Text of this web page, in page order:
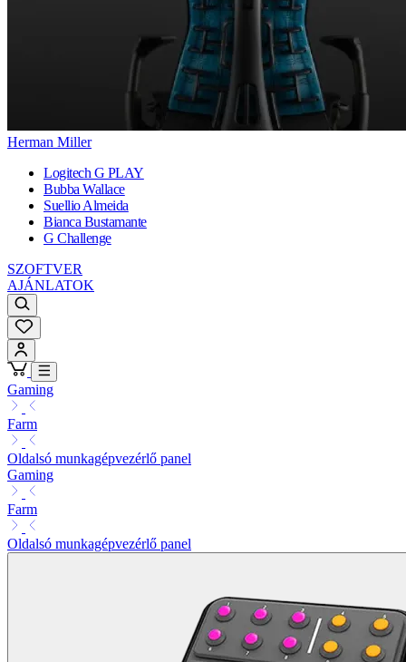
Herman Miller
Logitech G PLAY
Bubba Wallace
Suellio Almeida
Bianca Bustamante
G Challenge
SZOFTVER
AJÁNLATOK
Gaming
Farm
Oldalsó munkagépvezérlő panel
Gaming
Farm
Oldalsó munkagépvezérlő panel